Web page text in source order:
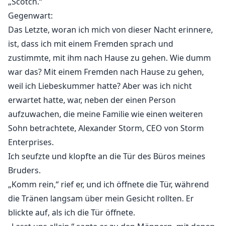
Gegenwart:
Das Letzte, woran ich mich von dieser Nacht erinnere,
ist, dass ich mit einem Fremden sprach und
zustimmte, mit ihm nach Hause zu gehen. Wie dumm
war das? Mit einem Fremden nach Hause zu gehen,
weil ich Liebeskummer hatte? Aber was ich nicht
erwartet hatte, war, neben der einen Person
aufzuwachen, die meine Familie wie einen weiteren
Sohn betrachtete, Alexander Storm, CEO von Storm
Enterprises.
Ich seufzte und klopfte an die Tür des Büros meines
Bruders.
„Komm rein,“ rief er, und ich öffnete die Tür, während
die Tränen langsam über mein Gesicht rollten. Er
blickte auf, als ich die Tür öffnete.